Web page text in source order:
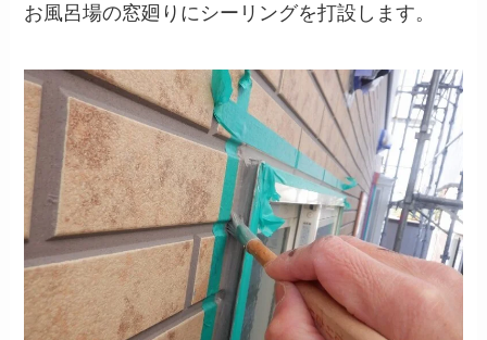
お風呂場の窓廻りにシーリングを打設します。